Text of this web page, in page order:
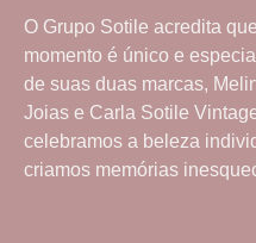
O Grupo Sotile acredita
momento é único e
de suas duas marcas,
Joias e Carla Sotile
celebramos a beleza
criamos memórias